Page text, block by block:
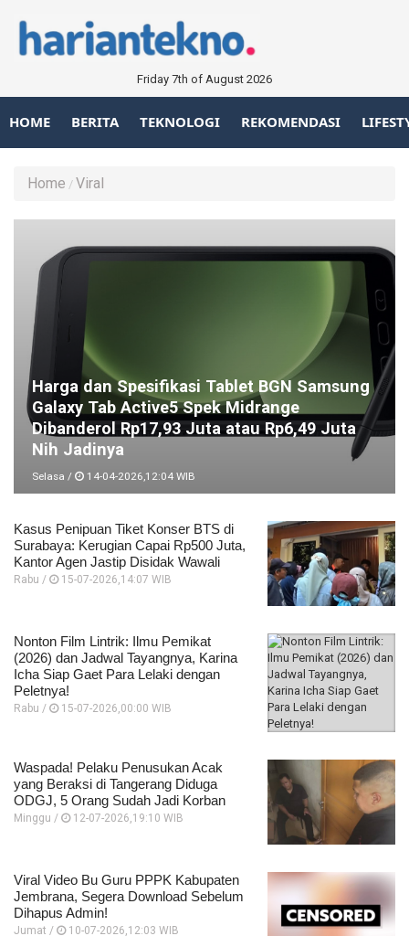
Friday 7th of August 2026
HOME BERITA TEKNOLOGI REKOMENDASI
Home Viral
Harga dan Spesifikasi Tablet BGN Samsung
Galaxy Tab Active5 Spek Midrange
Dibanderol Rp17,93 Juta atau Rp6,49 Juta
Nih Jadinya
Selasa / 14-04-2026,12:04 WIB
Kasus Penipuan Tiket Konser BTS di
Surabaya: Kerugian Capai Rp500 Juta,
Kantor Agen Jastip Disidak Wawali
Rabu / 15-07-2026,14:07 WIB
Nonton Film Lintrik: Ilmu Pemikat
(2026) dan Jadwal Tayangnya, Karina
Icha Siap Gaet Para Lelaki dengan
Peletnya!
Rabu / 15-07-2026,00:00 WIB
Waspada! Pelaku Penusukan Acak
yang Beraksi di Tangerang Diduga
ODGJ, 5 Orang Sudah Jadi Korban
Minggu / 12-07-2026,19:10 WIB
Viral Video Bu Guru PPPK Kabupaten
Jembrana, Segera Download Sebelum
Dihapus Admin!
Jumat / 10-07-2026,12:03 WIB